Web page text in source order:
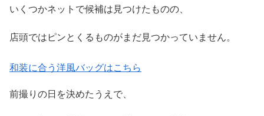
いくつかネットで候補は見つけたものの、
店頭ではピンとくるものがまだ見つかっていません。
和装に合う洋風バッグはこちら
前撮りの日を決めたうえで、